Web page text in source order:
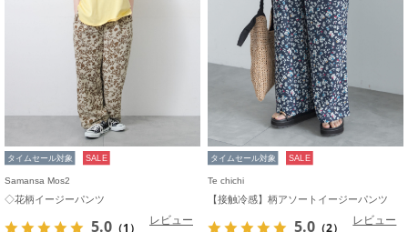
タイムセール対象 SALE
Samansa Mos2
◇花柄イージーパンツ
5.0 （1）
レビュー
タイムセール対象 SALE
Te chichi
【接触冷感】柄アソートイージーパンツ
5.0 （2）
レビュー